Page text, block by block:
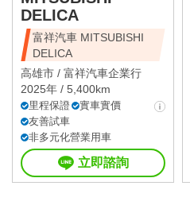
DELICA
富祥汽車 MITSUBISHI
DELICA
高雄市 / 富祥汽車企業行
2025年 / 5,400km
里程保證
實車實價
友善試車
非多元化營業用車
立即諮詢